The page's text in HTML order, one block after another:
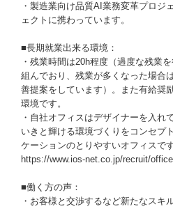
・製造業向け品質AI業務変革プロジ
ェクトに携わっています。
■長期就業出来る環境：
・残業時間は20h程度（過度な残業
組んでおり、残業が多くなった場合
善提案をしています）。また有給奨
環境です。
・自社オフィスはデザイナーを入れ
いきと輝ける環境づくりをコンセプ
ケーションのとりやすいオフィスです
https://www.ios-net.co.jp/recruit/
■働く方の声：
・お客様と交渉するなど新たなスキ